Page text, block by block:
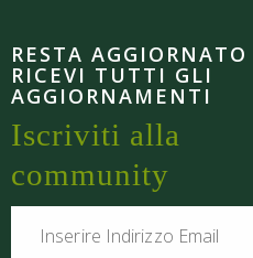
RESTA AGGIORNATO
RICEVI TUTTI GLI
AGGIORNAMENTI
Iscriviti alla
community